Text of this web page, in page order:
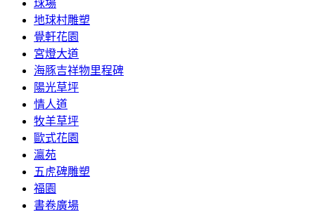
球場
地球村雕塑
覺軒花園
宮燈大道
海豚吉祥物里程碑
陽光草坪
情人道
牧羊草坪
歐式花園
瀛苑
五虎碑雕塑
福園
書卷廣場